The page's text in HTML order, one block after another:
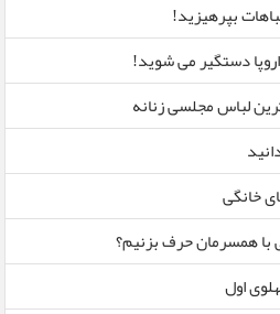
بپرهیزید!
دستگیر می شوید!
لباس مجلسی زنانه
خانگی
همسرمان حرف بزنیم؟
اول